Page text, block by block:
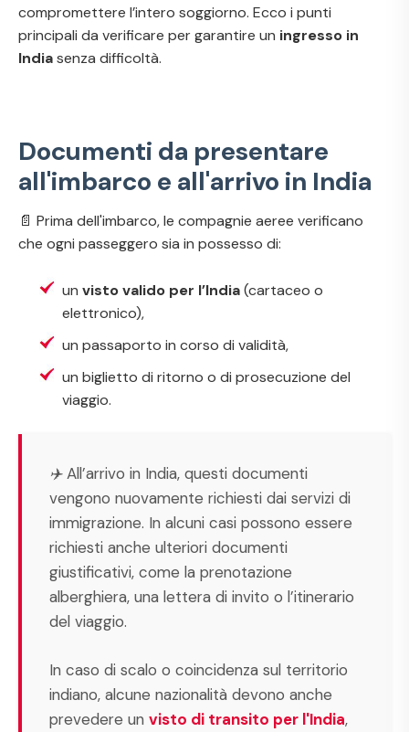
compromettere l’intero soggiorno. Ecco i punti
principali da verificare per garantire un ingresso in
Indiasenza difficoltà.
Documenti da presentare
all'imbarco e all'arrivo in India
📄 Prima dell'imbarco, le compagnie aeree verificano
che ogni passeggero sia in possesso di:
un visto valido per l’India(cartaceo o
elettronico),
un passaporto in corso di validità,
un biglietto di ritorno o di prosecuzione del
viaggio.
✈️ All’arrivo in India, questi documenti
vengono nuovamente richiesti dai servizi di
immigrazione. In alcuni casi possono essere
richiesti anche ulteriori documenti
giustificativi, come la prenotazione
alberghiera, una lettera di invito o l’itinerario
del viaggio.
In caso di scalo o coincidenza sul territorio
indiano, alcune nazionalità devono anche
prevedere un visto di transito per l'India,